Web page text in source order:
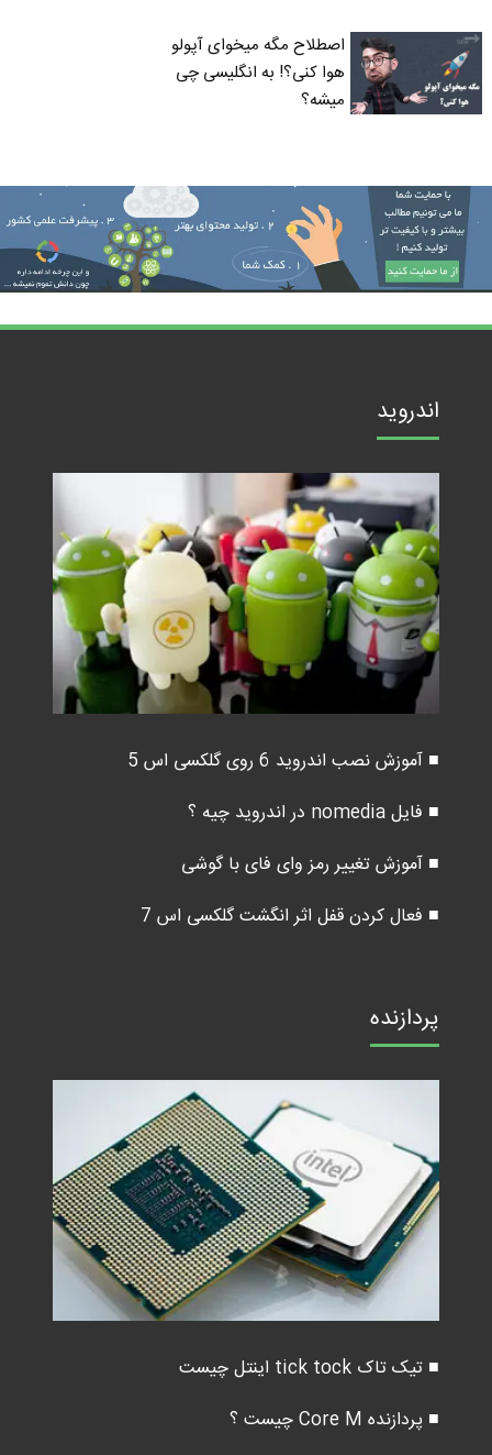
اصطلاح مگه میخوای آپولو
هوا کنی؟! به انگلیسی چی
میشه؟
اندروید
■ آموزش نصب اندروید 6 روی گلکسی اس 5
■ فایل nomedia در اندروید چیه ؟
■ آموزش تغییر رمز وای فای با گوشی
■ فعال کردن قفل اثر انگشت گلکسی اس 7
پردازنده
■ تیک تاک tick tock اینتل چیست
■ پردازنده Core M چیست ؟